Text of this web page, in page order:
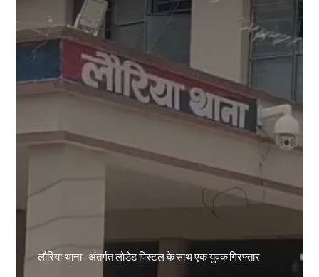
लौरिया थाना : अंतर्गत लोडेड पिस्टल के साथ एक युवक गिरफ्तार